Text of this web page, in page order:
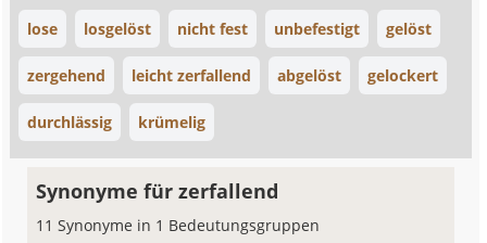
lose losgelöst nicht fest unbefestigt gelöst
zergehend leicht zerfallend abgelöst gelockert
durchlässig krümelig
Synonyme für zerfallend
11 Synonyme in 1 Bedeutungsgruppen